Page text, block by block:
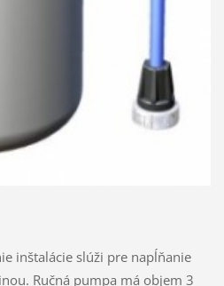
inštalácie slúži pre napĺňanie
Ručná pumpa má objem 3